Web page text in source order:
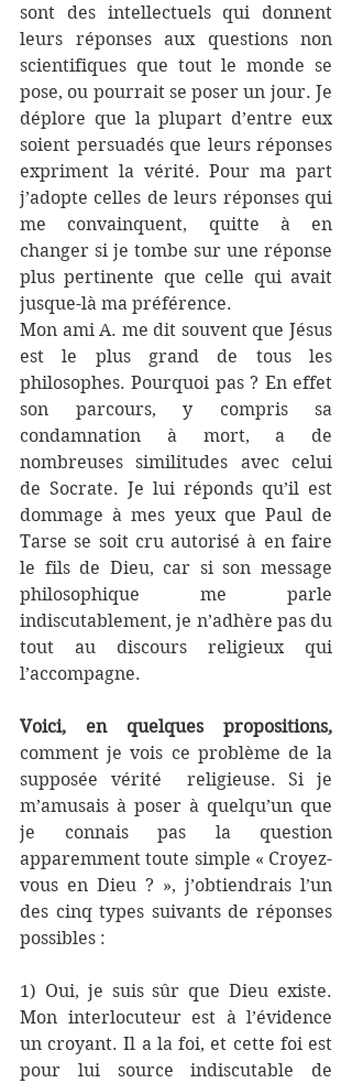
sont des intellectuels qui donnent
leurs réponses aux questions non
scientifiques que tout le monde se
pose, ou pourrait se poser un jour. Je
déplore que la plupart d’entre eux
soient persuadés que leurs réponses
expriment la vérité. Pour ma part
j’adopte celles de leurs réponses qui
me convainquent, quitte à en
changer si je tombe sur une réponse
plus pertinente que celle qui avait
jusque-là ma préférence.
Mon ami A. me dit souvent que Jésus
est le plus grand de tous les
philosophes. Pourquoi pas ? En effet
son parcours, y compris sa
condamnation à mort, a de
nombreuses similitudes avec celui
de Socrate. Je lui réponds qu’il est
dommage à mes yeux que Paul de
Tarse se soit cru autorisé à en faire
le fils de Dieu, car si son message
philosophique me parle
indiscutablement, je n’adhère pas du
tout au discours religieux qui
l’accompagne.
Voici, en quelques propositions,
comment je vois ce problème de la
supposée vérité  religieuse. Si je
m’amusais à poser à quelqu’un que
je connais pas la question
apparemment toute simple « Croyez-
vous en Dieu ? », j’obtiendrais l’un
des cinq types suivants de réponses
possibles :
1) Oui, je suis sûr que Dieu existe.
Mon interlocuteur est à l’évidence
un croyant. Il a la foi, et cette foi est
pour lui source indiscutable de